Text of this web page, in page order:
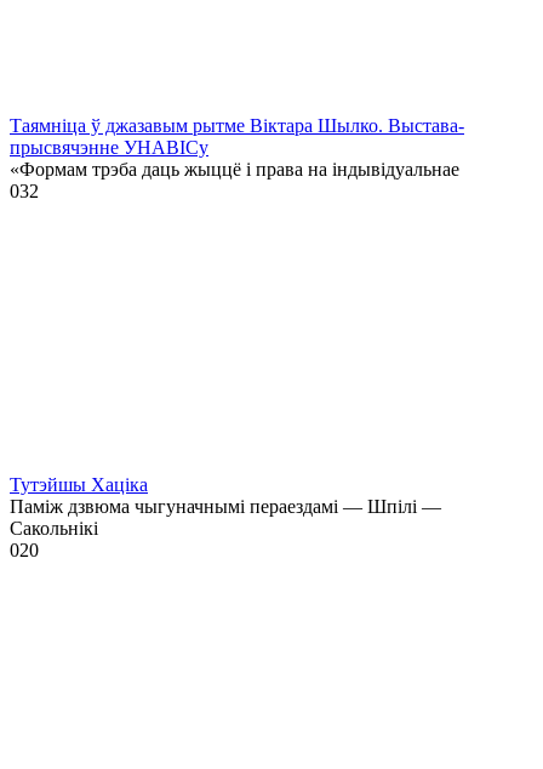
Таямніца ў джазавым рытме Віктара Шылко. Выстава-
прысвячэнне УНАВІСу
«Формам трэба даць жыццё і права на індывідуальнае
032
Тутэйшы Хаціка
Паміж дзвюма чыгуначнымі пераездамі — Шпілі —
Сакольнікі
020